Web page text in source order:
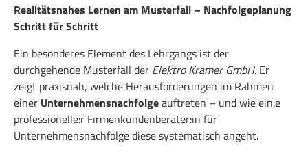
Realitätsnahes Lernen am Musterfall – Nachfolgeplanung
Schritt für Schritt
Ein besonderes Element des Lehrgangs ist der
durchgehende Musterfall der Elektro Kramer GmbH. Er
zeigt praxisnah, welche Herausforderungen im Rahmen
einer Unternehmensnachfolgeauftreten – und wie ein:e
professionelle:r Firmenkundenberater:in für
Unternehmensnachfolge diese systematisch angeht.